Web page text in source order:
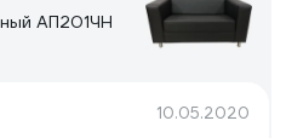
АП201ЧН
10.05.2020